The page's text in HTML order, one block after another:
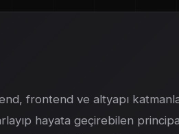
frontend ve altyapı
hayata geçirebilen